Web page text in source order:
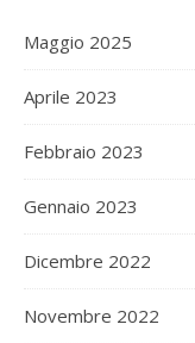
Maggio 2025
Aprile 2023
Febbraio 2023
Gennaio 2023
Dicembre 2022
Novembre 2022